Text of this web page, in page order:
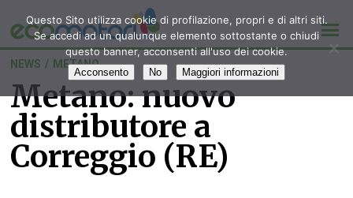
NEWS / METANO
Metano: nuovo
distributore a
Correggio (RE)
Questo Sito utilizza cookie di profilazione, propri e di altri siti.
Se accedi ad un qualunque elemento sottostante o chiudi
questo banner, acconsenti all'uso dei cookie.
Acconsento No Maggiori informazioni